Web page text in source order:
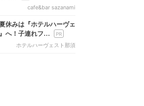
cafe&bar sazanami
夏休みは『ホテルハーヴェ
へ！子連れフ…
ホテルハーヴェスト那須